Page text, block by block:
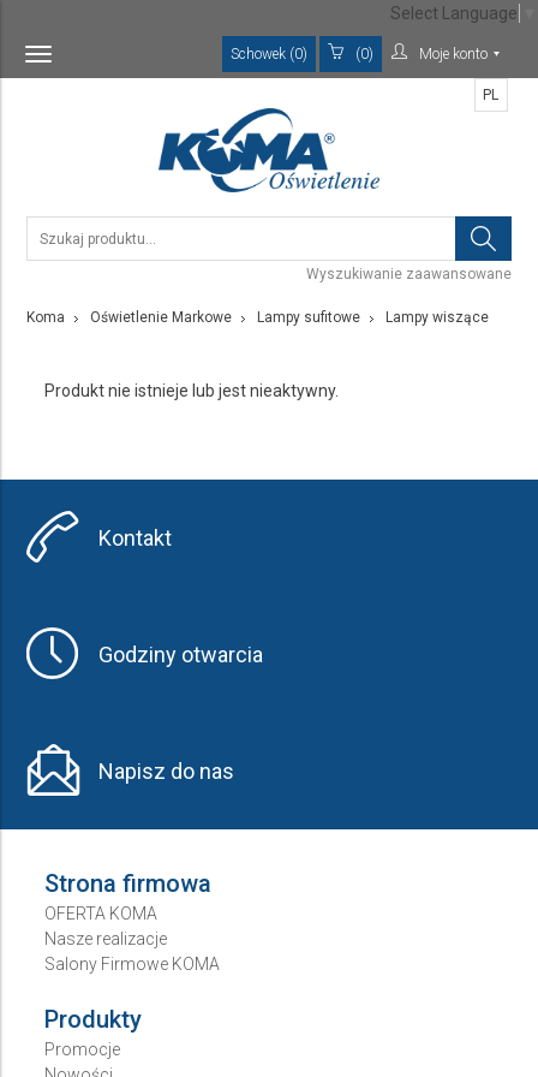
Toggle
navigation
Schowek (0) (0) Moje konto
Wyszukiwanie zaawansowane
PL
Koma Oświetlenie Markowe Lampy sufitowe Lampy wiszące
Produkt nie istnieje lub jest nieaktywny.
Kontakt
Godziny otwarcia
Napisz do nas
Strona firmowa
OFERTA KOMA
Nasze realizacje
Salony Firmowe KOMA
Produkty
Promocje
Select Language